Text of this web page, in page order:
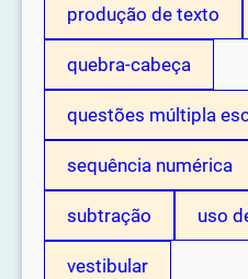
produção de texto
quebra-cabeça
questões múltipla
sequência numérica
subtração uso
vestibular